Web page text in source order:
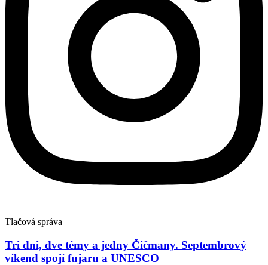
Tlačová správa
Tri dni, dve témy a jedny Čičmany. Septembrový
víkend spojí fujaru a UNESCO